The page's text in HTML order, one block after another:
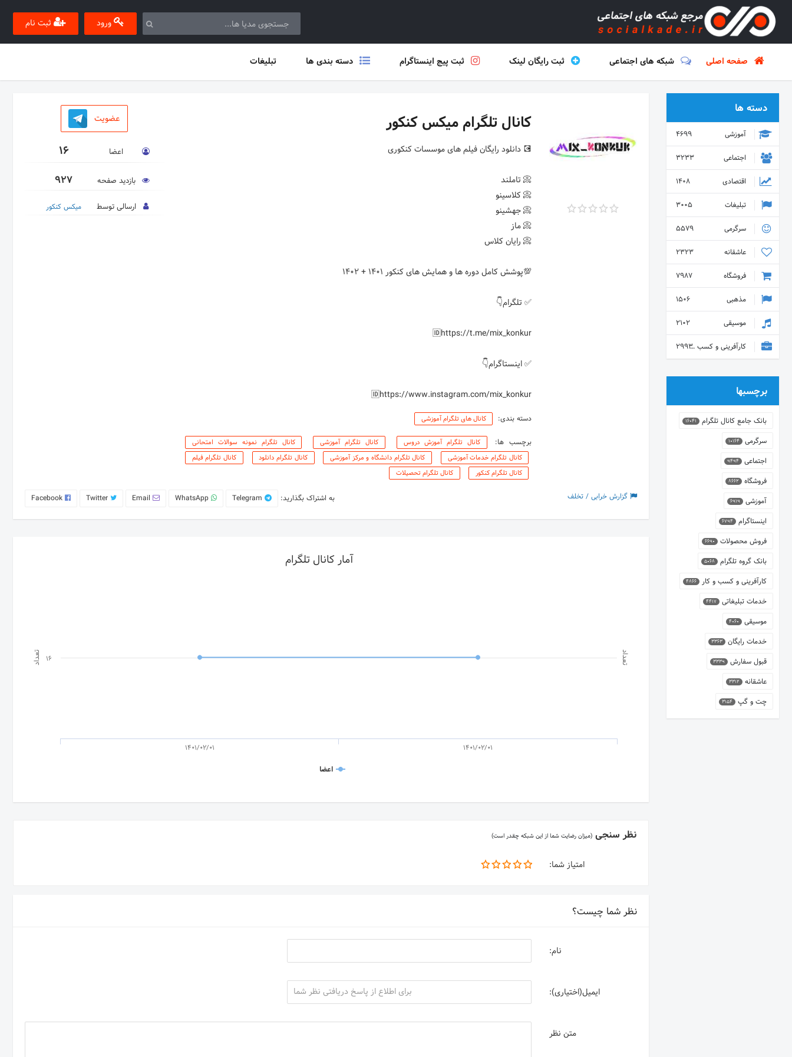
ورود ثبت نام
صفحه اصلی شبکه های اجتماعی ثبت رایگان لینک ثبت پیج اینستاگرام دسته بندی ها تبلیغات
کانال تلگرام میکس کنکور
💽 دانلود رایگان فیلم های موسسات کنکوری
📀 تاملند
📀 کلاسینو
📀 جهشینو
📀 ماز
📀 رایان کلاس
🆔https://t.me/mix_konkur
🆔https://www.instagram.com/mix_konkur
دسته بندی: کانال های تلگرام آموزشی
برچسب ها: کانال تلگرام آموزش دروس کانال تلگرام آموزشی
کانال تلگرام نمونه سوالات امتحانی
کانال تلگرام خدمات آموزشی
کانال تلگرام دانشگاه و مرکز آموزشی کانال تلگرام دانلود
کانال تلگرام فیلم
کانال تلگرام کنکور
کانال تلگرام تحصیلات
عضویت
اعضا 16
بازدید صفحه 927
ارسالی توسط میکس کنکور
به اشتراک بگذارید: Telegram
WhatsApp
Email
Twitter
Facebook گزارش خرابی / تخلف
تعداد تعداد
آمار کانال تلگرام
اعضا
1401/02/01 1401/02/01
16
نظر سنجی(میزان رضایت شما از این شبکه چقدر است)
امتیاز شما:
نظر شما چیست؟
نام:
ایمیل(اختیاری):
متن نظر
دسته ها
آموزشی
4699
اجتماعی
3233
اقتصادی
1408
تبلیغات
3005
سرگرمی
5579
عاشقانه
2323
فروشگاه
7987
مذهبی
1506
موسیقی
2102
کارآفرینی و کسب و کار 2993
برچسبها
بانک جامع کانال تلگرام 16041
سرگرمی 10164
اجتماعی 9494
فروشگاه 8662
آموزشی 6919
اینستاگرام 6794
فروش محصولات 6690
بانک گروه تلگرام 5068
کارآفرینی و کسب و کار 4866
خدمات تبلیغاتی 4417
موسیقی 4060
خدمات رایگان 3363
قبول سفارش 3339
عاشقانه 3312
چت و گپ 3154